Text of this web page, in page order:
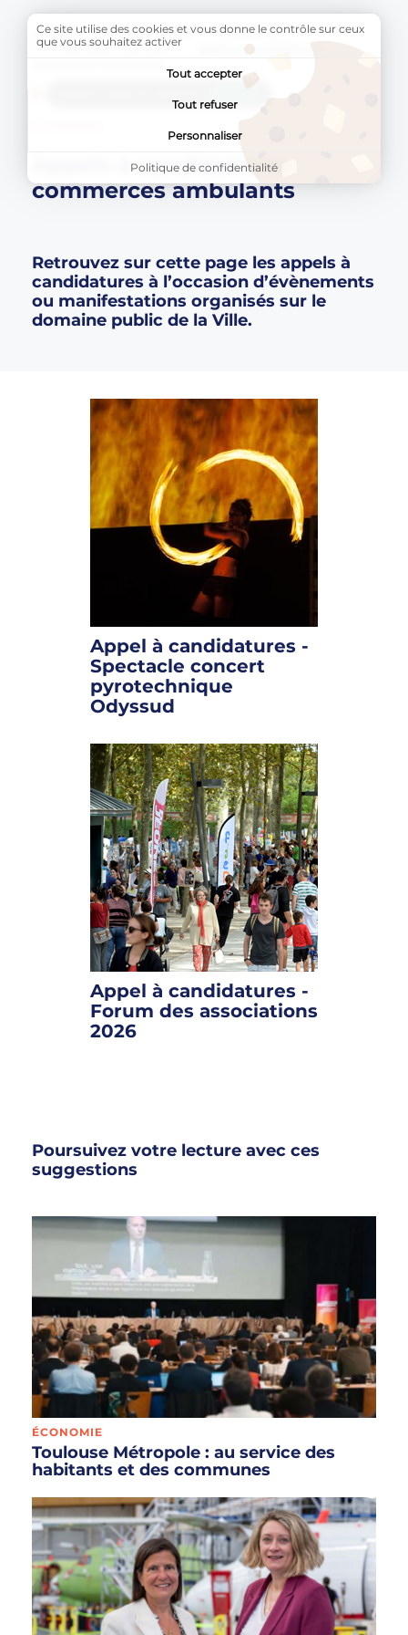
Accueil AU QUOTIDIEN
Économie
Commerces et marchés
Page active :
Appels à candidatures
Appels à candidatures
commerces ambulants
Retrouvez sur cette page les appels à
candidatures à l’occasion d’évènements
ou manifestations organisés sur le
domaine public de la Ville.
Appel à candidatures -
Spectacle concert
pyrotechnique
Odyssud
Appel à candidatures -
Forum des associations
2026
Poursuivez votre lecture avec ces
suggestions
Toulouse Métropole : au service des
habitants et des communes
ÉCONOMIE
Ce site utilise des cookies et vous donne le contrôle sur ceux
que vous souhaitez activer
Tout accepter
Tout refuser
Personnaliser
Politique de confidentialité